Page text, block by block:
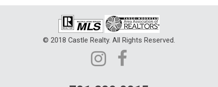
© 2018 Castle Realty. All Rights Reserved.